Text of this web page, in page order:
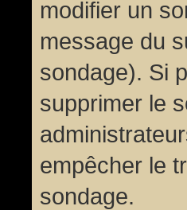
modifier un
message du
sondage). Si
supprimer le
empêcher le
sondage.